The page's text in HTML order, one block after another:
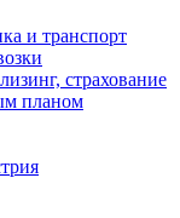
и транспорт
страхование
планом